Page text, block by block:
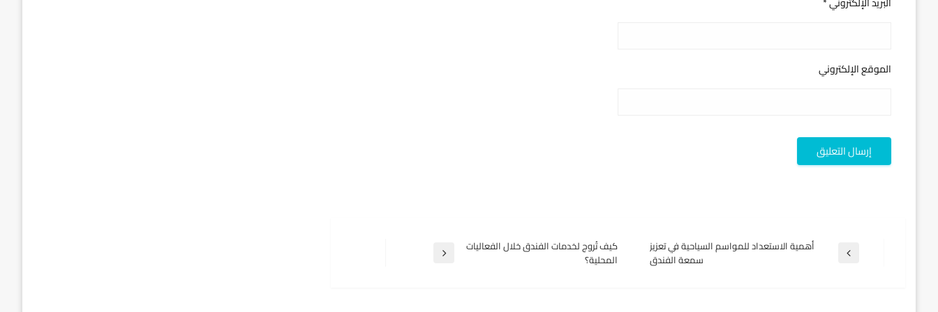
الموقع الإلكتروني
تصفّح
المقالة
أهمية الاستعداد للمواسم السياحية في تعزيز
سمعة الفندق
المقالة
كيف تُروج لخدمات الفندق خلال الفعاليات
المحلية؟